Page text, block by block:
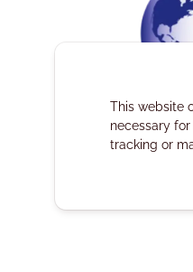
This website
necessary
tracking or